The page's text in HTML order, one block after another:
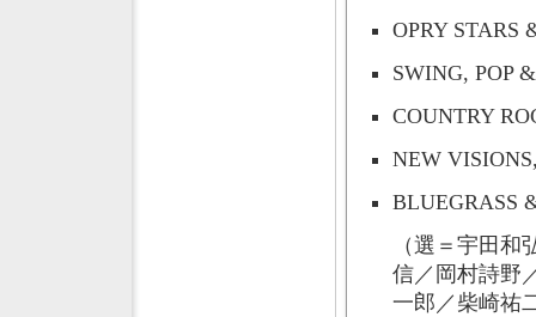
OPRY STARS
SWING, POP
COUNTRY
NEW
BLUEGRASS
（選＝宇田
信／岡村詩野
一郎／柴崎祐